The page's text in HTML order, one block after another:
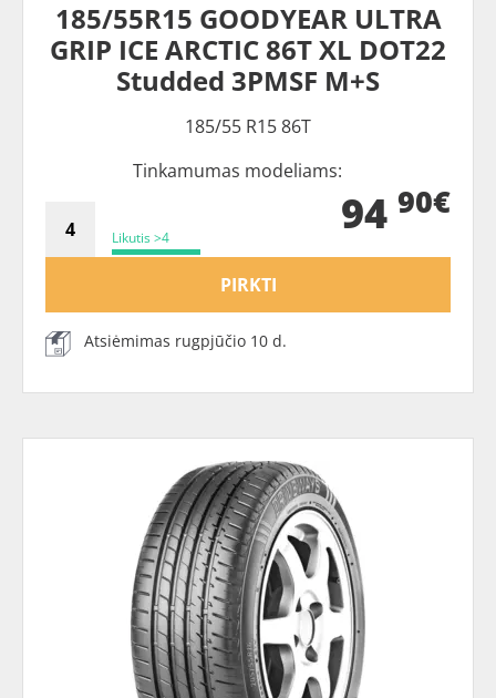
185/55R15 GOODYEAR ULTRA
GRIP ICE ARCTIC 86T XL DOT22
Studded 3PMSF M+S
185/55 R15 86T
Tinkamumas modeliams:
Likutis >4 94 90€
PIRKTI
Atsiėmimas rugpjūčio 10 d.